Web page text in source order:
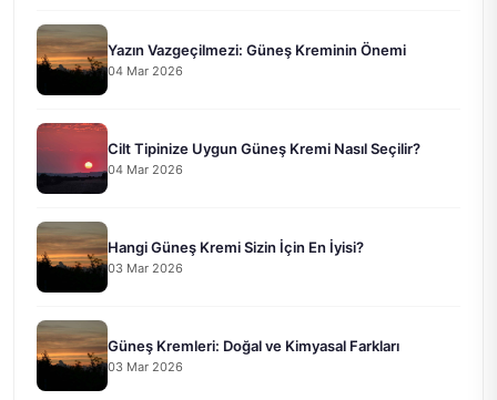
Yazın Vazgeçilmezi: Güneş Kreminin Önemi
04 Mar 2026
Cilt Tipinize Uygun Güneş Kremi Nasıl Seçilir?
04 Mar 2026
Hangi Güneş Kremi Sizin İçin En İyisi?
03 Mar 2026
Güneş Kremleri: Doğal ve Kimyasal Farkları
03 Mar 2026